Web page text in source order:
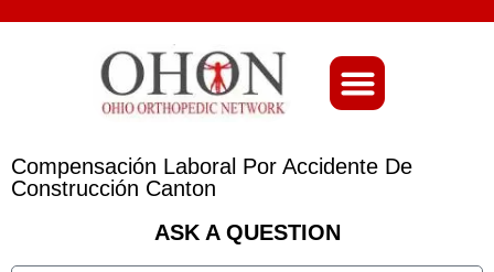
Compensación Laboral Por Accidente De
Construcción Canton
ASK A QUESTION